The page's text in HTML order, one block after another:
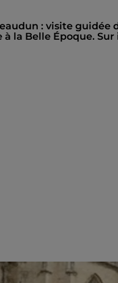
: visite
à la Belle Époque.